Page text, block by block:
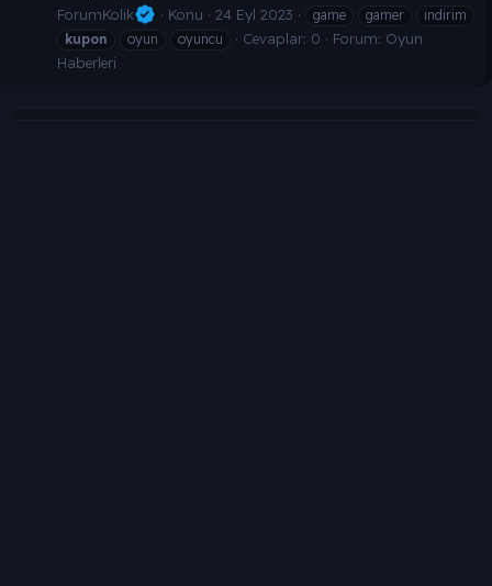
ForumKolik
Konu 24 Eyl 2023 game gamer
indirim
kupon
oyun oyuncu Cevaplar: 0 Forum: Oyun
Haberleri